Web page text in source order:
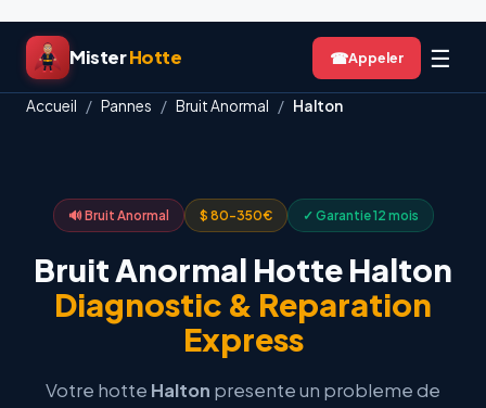
Aller
contenu
MisterHotte ☎ ☰
Accueil / Pannes / Bruit Anormal / Halton
🔊 Bruit Anormal $ 80-350€ ✓ Garantie 12 mois
Bruit Anormal Hotte Halton
Diagnostic & Reparation
Express
Votre hotte Halton presente un probleme de